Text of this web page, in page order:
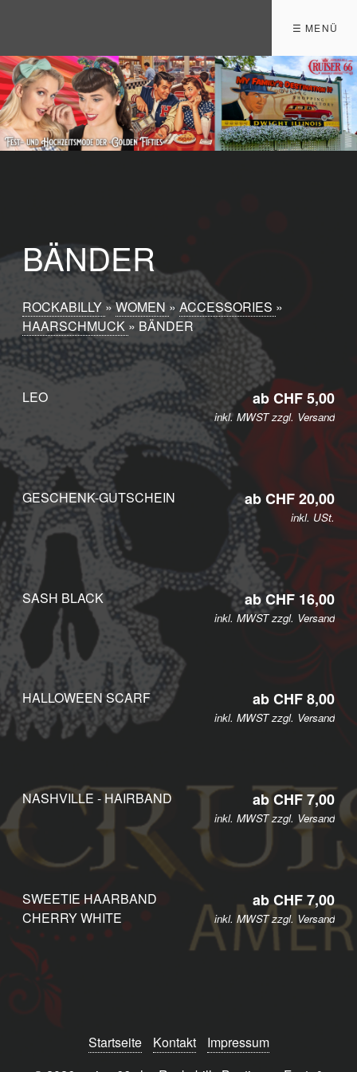
☰ MENÜ
BÄNDER
ROCKABILLY »WOMEN »ACCESSORIES »
HAARSCHMUCK » BÄNDER
ab CHF 5,00
inkl. MWST zzgl. Versand
LEO
ab CHF 20,00
inkl. USt.
GESCHENK-GUTSCHEIN
ab CHF 16,00
inkl. MWST zzgl. Versand
SASH BLACK
ab CHF 8,00
inkl. MWST zzgl. Versand
HALLOWEEN SCARF
ab CHF 7,00
inkl. MWST zzgl. Versand
NASHVILLE - HAIRBAND
ab CHF 7,00
inkl. MWST zzgl. Versand
SWEETIE HAARBAND
CHERRY WHITE
Startseite Kontakt
Impressum